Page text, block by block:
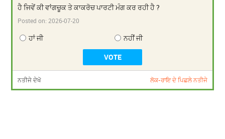
ਹੈ ਜਿਵੇਂ ਕੀ ਵਾਂਗਚੂਕ ਤੇ ਕਾਕਰੋਚ ਪਾਰਟੀ ਮੰਗ ਕਰ ਰਹੀ ਹੈ ?
Posted on:2026-07-20
ਹਾਂ ਜੀ ਨਹੀਂ ਜੀ
ਨਤੀਜੇ ਦੇਖੋ ਲੋਕ-ਰਾਇ ਦੇ ਪਿਛਲੇ ਨਤੀਜੇ